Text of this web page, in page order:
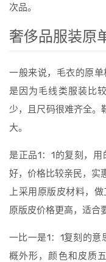
次品。
奢侈品服装原
一般来说，毛衣的原
是因为毛线类服装比
少，且尺码很难齐全。
大。
是正品1：1的复刻，
好，价格比较亲民，实
上采用原版皮材料，
原版皮价格更高，适合
一比一是1：1复刻的
概外形，颜色和皮质